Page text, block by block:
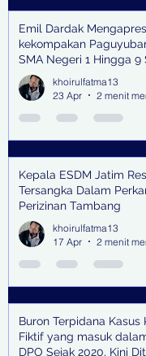
Emil Dardak Mengapresiasi
kekompakan
SMA Negeri 1 Hingga 9
(Pasmanbaya) dalam
Halal Bihalal
khoirulfatma13
23 Apr
2 menit
Kepala ESDM Jatim
Tersangka Dalam
Perizinan Tambang
khoirulfatma13
17 Apr
2 menit
Buron Terpidana Kasus
Fiktif yang masuk
DPO Sejak 2020, Kini